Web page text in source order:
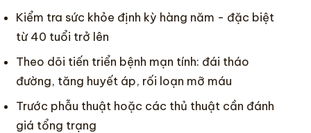
Kiểm tra sức khỏe định kỳ hàng năm - đặc biệt
từ 40 tuổi trở lên
Theo dõi tiến triển bệnh mạn tính: đái tháo
đường, tăng huyết áp, rối loạn mỡ máu
Trước phẫu thuật hoặc các thủ thuật cần đánh
giá tổng trạng